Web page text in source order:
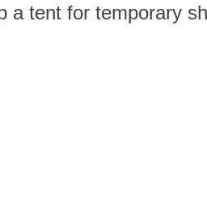
tent for temporary